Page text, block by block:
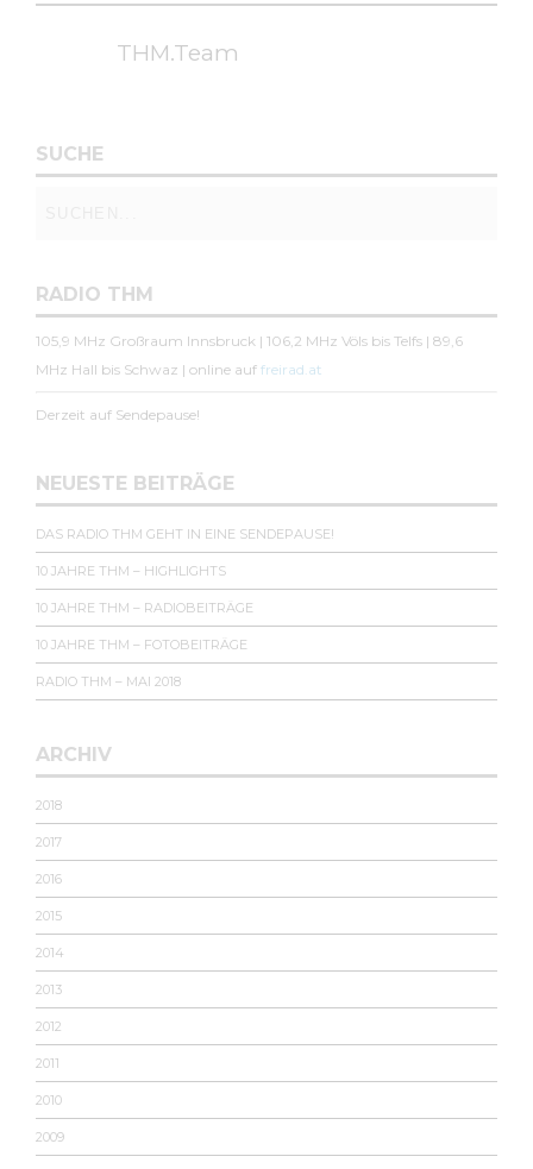
THM.Team
SUCHE
RADIO THM
105,9 MHz Großraum Innsbruck | 106,2 MHz Völs bis Telfs | 89,6
MHz Hall bis Schwaz | online auf freirad.at
Derzeit auf Sendepause!
NEUESTE BEITRÄGE
DAS RADIO THM GEHT IN EINE SENDEPAUSE!
10 JAHRE THM – HIGHLIGHTS
10 JAHRE THM – RADIOBEITRÄGE
10 JAHRE THM – FOTOBEITRÄGE
RADIO THM – MAI 2018
ARCHIV
2018
2017
2016
2015
2014
2013
2012
2011
2010
2009